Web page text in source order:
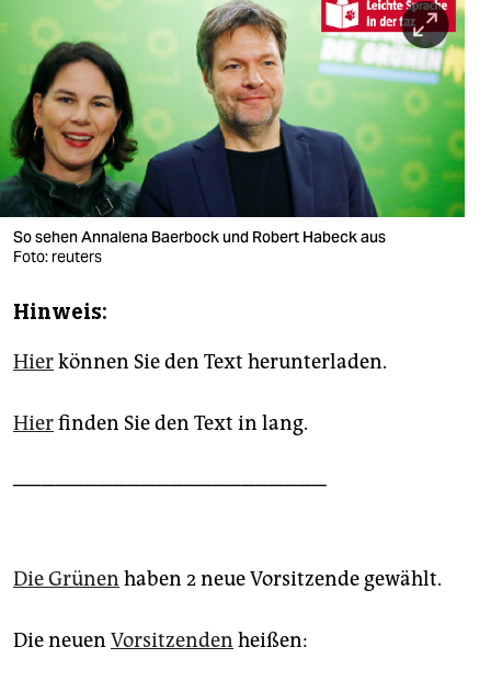
berlin
nord
wahrheit
verlag
verlag
fragen & hilfe
unterstützen
So sehen Annalena Baerbock und Robert Habeck aus
Foto: reuters
Hinweis:
Hierkönnen Sie den Text herunterladen.
Hierfinden Sie den Text in lang.
──────────────────────
Die Grünen haben 2 neue Vorsitzende gewählt.
Die neuen Vorsitzenden heißen: